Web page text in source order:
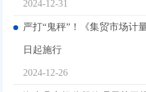
2024-12-31
严打“鬼秤”！《集贸市场计
日起施行
2024-12-26